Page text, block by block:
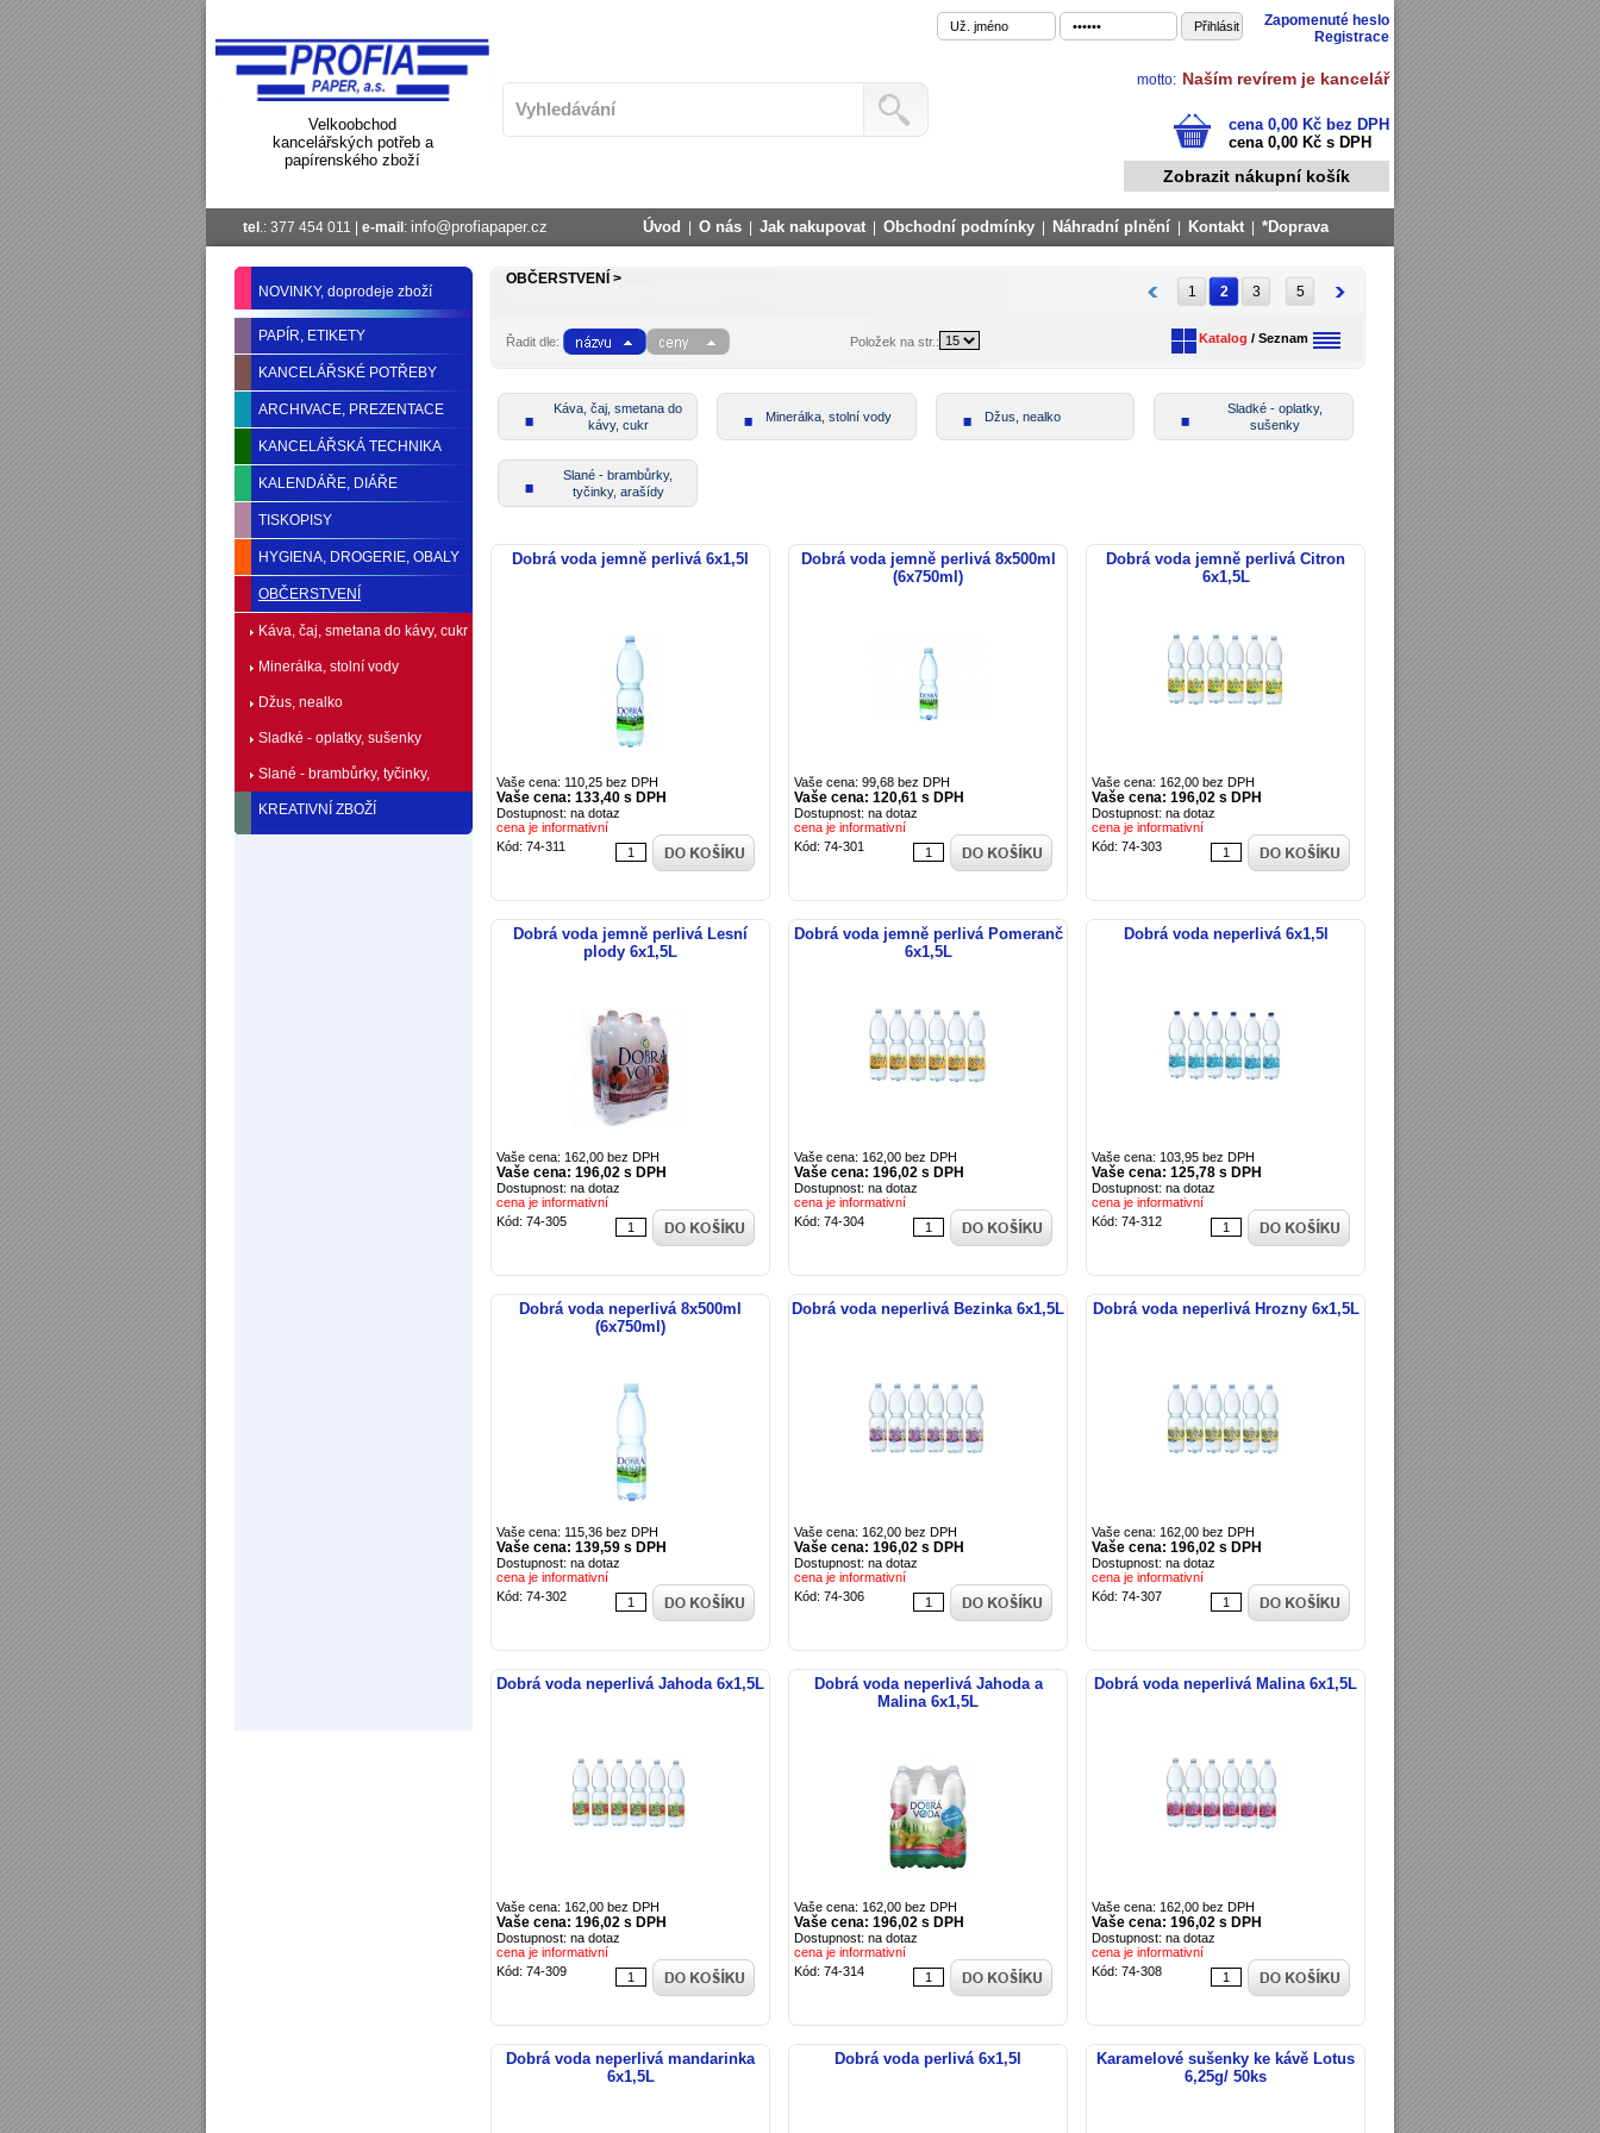
Velkoobchod
kancelářských potřeb a
papírenského zboží
Zapomenuté heslo
Registrace
motto: Naším revírem je kancelář
cena 0,00 Kč bez DPH
cena 0,00 Kč s DPH
Zobrazit nákupní košík
tel .: 377 454 011 | e-mail : info@profiapaper.cz Úvod O nás Jak nakupovat Obchodní podmínky Náhradní plnění Kontakt *Doprava
NOVINKY, doprodeje zboží
PAPÍR, ETIKETY
KANCELÁŘSKÉ POTŘEBY
ARCHIVACE, PREZENTACE
KANCELÁŘSKÁ TECHNIKA
KALENDÁŘE, DIÁŘE
TISKOPISY
HYGIENA, DROGERIE, OBALY
OBČERSTVENÍ
Káva, čaj, smetana do kávy, cukr
Minerálka, stolní vody
Džus, nealko
Sladké - oplatky, sušenky
Slané - brambůrky, tyčinky,
arašídy
KREATIVNÍ ZBOŽÍ
OBČERSTVENÍ >
1 2 3 5
Řadit dle: Položek na str.: Katalog / Seznam
Káva, čaj, smetana do
kávy, cukr
Minerálka, stolní vody Džus, nealko
Sladké - oplatky,
sušenky
Slané - brambůrky,
tyčinky, arašídy
Dobrá voda jemně perlivá 6x1,5l
Vaše cena: 110,25 bez DPH
Vaše cena: 133,40 s DPH
Dostupnost: na dotaz
cena je informativní
Kód: 74-311
Dobrá voda jemně perlivá 8x500ml
(6x750ml)
Vaše cena: 99,68 bez DPH
Vaše cena: 120,61 s DPH
Dostupnost: na dotaz
cena je informativní
Kód: 74-301
Dobrá voda jemně perlivá Citron
6x1,5L
Vaše cena: 162,00 bez DPH
Vaše cena: 196,02 s DPH
Dostupnost: na dotaz
cena je informativní
Kód: 74-303
Dobrá voda jemně perlivá Lesní
plody 6x1,5L
Vaše cena: 162,00 bez DPH
Vaše cena: 196,02 s DPH
Dostupnost: na dotaz
cena je informativní
Kód: 74-305
Dobrá voda jemně perlivá Pomeranč
6x1,5L
Vaše cena: 162,00 bez DPH
Vaše cena: 196,02 s DPH
Dostupnost: na dotaz
cena je informativní
Kód: 74-304
Dobrá voda neperlivá 6x1,5l
Vaše cena: 103,95 bez DPH
Vaše cena: 125,78 s DPH
Dostupnost: na dotaz
cena je informativní
Kód: 74-312
Dobrá voda neperlivá 8x500ml
(6x750ml)
Vaše cena: 115,36 bez DPH
Vaše cena: 139,59 s DPH
Dostupnost: na dotaz
cena je informativní
Kód: 74-302
Dobrá voda neperlivá Bezinka 6x1,5L
Vaše cena: 162,00 bez DPH
Vaše cena: 196,02 s DPH
Dostupnost: na dotaz
cena je informativní
Kód: 74-306
Dobrá voda neperlivá Hrozny 6x1,5L
Vaše cena: 162,00 bez DPH
Vaše cena: 196,02 s DPH
Dostupnost: na dotaz
cena je informativní
Kód: 74-307
Dobrá voda neperlivá Jahoda 6x1,5L
Vaše cena: 162,00 bez DPH
Vaše cena: 196,02 s DPH
Dostupnost: na dotaz
cena je informativní
Kód: 74-309
Dobrá voda neperlivá Jahoda a
Malina 6x1,5L
Vaše cena: 162,00 bez DPH
Vaše cena: 196,02 s DPH
Dostupnost: na dotaz
cena je informativní
Kód: 74-314
Dobrá voda neperlivá Malina 6x1,5L
Vaše cena: 162,00 bez DPH
Vaše cena: 196,02 s DPH
Dostupnost: na dotaz
cena je informativní
Kód: 74-308
Dobrá voda neperlivá mandarinka
6x1,5L
Dobrá voda perlivá 6x1,5l
Karamelové sušenky ke kávě Lotus
6,25g/ 50ks